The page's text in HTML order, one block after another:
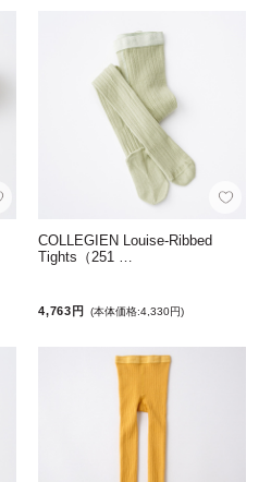
COLLEGIEN Louise-Ribbed
Tights（251 …
4,763円 (本体価格:4,330円)